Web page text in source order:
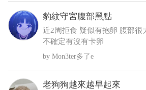
現在沒長多少出來變很瘦看得
什麼狀況????????
豹紋守宮腹部黑點
近2周拒食 疑似有抱卵 腹部很
不確定有沒有卡卵
Mon3ter多了e
老狗狗越來越早起來